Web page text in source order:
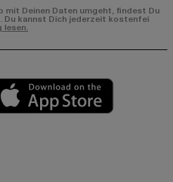
mit Deinen Daten umgeht, findest Du
Du kannst Dich jederzeit kostenfei
lesen.
market